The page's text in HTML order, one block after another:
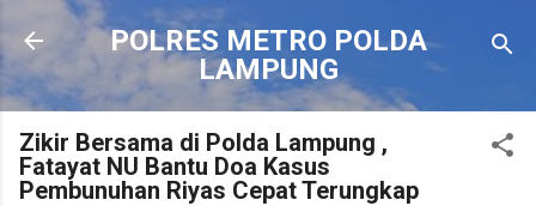
Langsung ke konten utama
POLRES METRO POLDA
LAMPUNG
Zikir Bersama di Polda Lampung ,
Fatayat NU Bantu Doa Kasus
Pembunuhan Riyas Cepat Terungkap